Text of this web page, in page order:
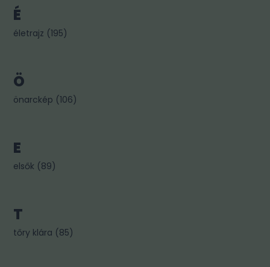
É
életrajz (195)
Ö
önarckép (106)
E
elsők (89)
T
tőry klára (85)